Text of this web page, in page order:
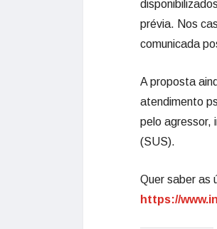
prévia. Nos
comunicada
A proposta
atendimento
pelo agressor,
(SUS).
Quer saber as
https://